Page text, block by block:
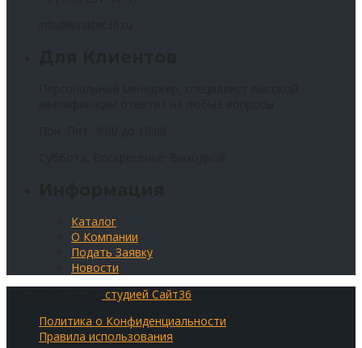
Каталог
О Компании
Подать Заявку
Новости
студией Сайт36
Политика о Конфиденциальности
Правила использования